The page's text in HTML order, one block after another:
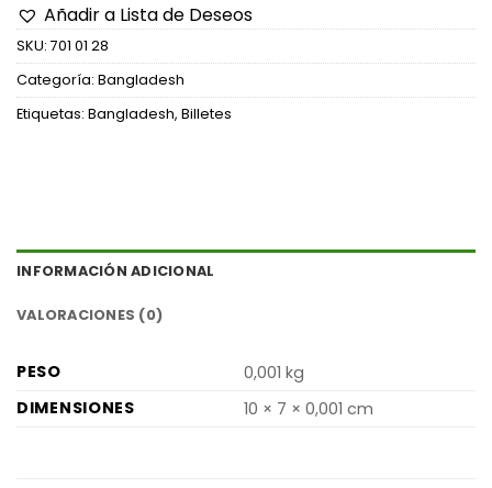
Añadir a Lista de Deseos
SKU: 701 01 28
Categoría: Bangladesh
Etiquetas: Bangladesh, Billetes
INFORMACIÓN ADICIONAL
VALORACIONES (0)
PESO
0,001 kg
DIMENSIONES
10 × 7 × 0,001 cm